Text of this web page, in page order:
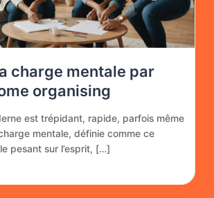
charge mentale par
organising
est trépidant, rapide, parfois même
mentale, définie comme ce
pesant sur l’esprit, […]